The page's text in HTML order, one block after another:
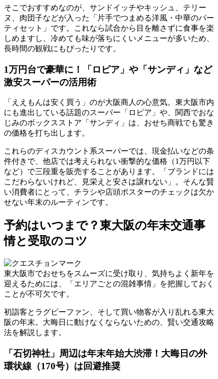
そこでおすすめなのが、サンドイッチやキッシュ、テリー
ヌ、肉団子などが入った
「片手でつまめる洋風・中華のパー
ティセット」 です。これなら試合から目を離さずに食事を楽
しめますし、冷めても味が落ちにくいメニューが多いため、
長時間の観戦にもぴったりです。
1万円台で豪華に！「ロピア」や「サンディ」など
激安スーパーの活用術
「ええもんは安く買う」のが大阪商人の心意気。東大阪市内
にも進出している話題のスーパー「ロピア」や、関西でおな
じみのボックスストア「サンディ」は、おせち商戦でも驚き
の価格を打ち出します。
これらのディスカウント系スーパーでは、現金払いなどの条
件付きで、他店では考えられない衝撃的な価格（1万円以下
など）で三段重を販売することがあります。「ブランドには
こだわらないけれど、見栄えと安さは譲れない」。そんな賢
い消費者にとって、チラシや店頭ポスターのチェックは欠か
せない年末のルーティンです。
予約はいつまで？東大阪の年末交通事
情と受取のコツ
東大阪市でおせちをスムーズに受け取り、気持ちよく新年を
迎えるためには、「エリアごとの混雑事情」を把握しておく
ことが不可欠です。
初詣客とラグビーファン、そして買い物客が入り乱れる東大
阪の年末。大晦日に動けなくならないための、賢い交通攻略
法を解説します。
「石切神社」周辺は年末年始大渋滞！大晦日の外
環状線（170号）は回避推奨